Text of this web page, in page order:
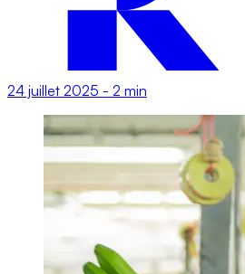
24 juillet 2025 - 2 min